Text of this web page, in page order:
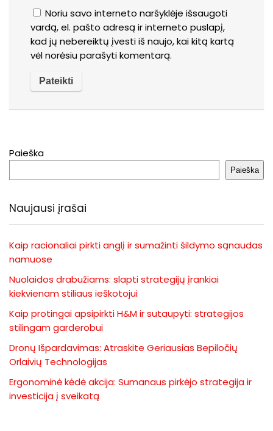
Noriu savo interneto naršyklėje išsaugoti
vardą, el. pašto adresą ir interneto puslapį,
kad jų nebereiktų įvesti iš naujo, kai kitą kartą
vėl norėsiu parašyti komentarą.
Paieška
Paieška
Naujausi įrašai
Kaip racionaliai pirkti anglį ir sumažinti šildymo sąnaudas
namuose
Nuolaidos drabužiams: slapti strategijų įrankiai
kiekvienam stiliaus ieškotojui
Kaip protingai apsipirkti H&M ir sutaupyti: strategijos
stilingam garderobui
Dronų Išpardavimas: Atraskite Geriausias Bepiločių
Orlaivių Technologijas
Ergonominė kėdė akcija: Sumanaus pirkėjo strategija ir
investicija į sveikatą